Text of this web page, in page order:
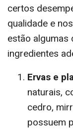
certos
qualidade e
estão algumas
ingredientes
Ervas e
naturais,
cedro,
possuem